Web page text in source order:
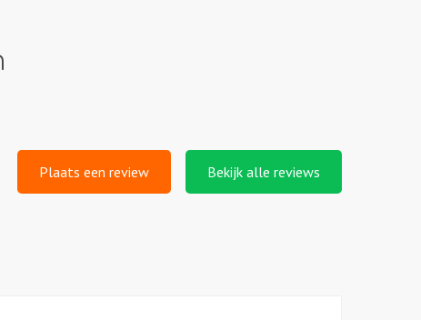
Plaats een review Bekijk alle reviews